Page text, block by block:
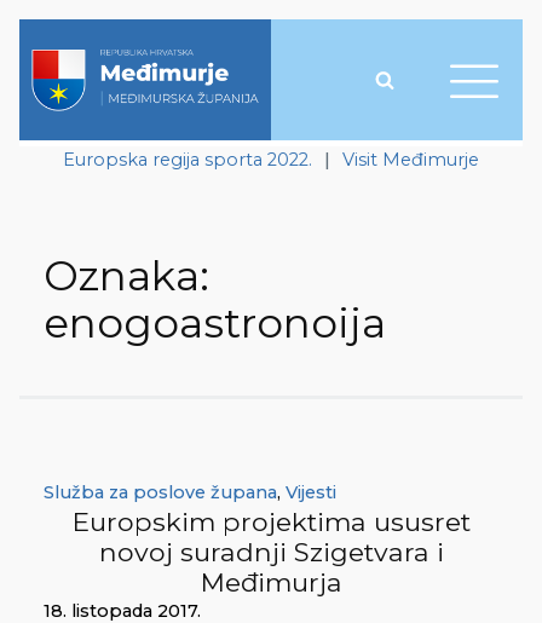
Europska regija sporta 2022. | Visit Međimurje
Oznaka:
enogoastronoija
Služba za poslove župana, Vijesti
Europskim projektima ususret
novoj suradnji Szigetvara i
Međimurja
18. listopada 2017.